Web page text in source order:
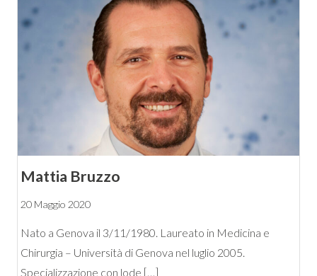
Mattia Bruzzo
20 Maggio 2020
Nato a Genova il 3/11/1980. Laureato in Medicina e
Chirurgia – Università di Genova nel luglio 2005.
Specializzazione con lode […]